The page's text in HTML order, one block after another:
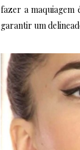
fazer a
garantir um